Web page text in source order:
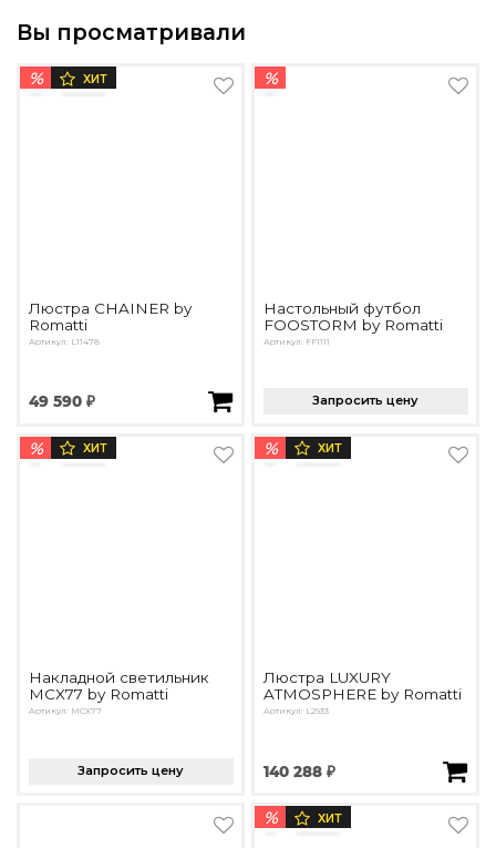
Вы просматривали
% ХИТ
Люстра CHAINER by
Romatti
Артикул: L11478
49 590 ₽
%
Настольный футбол
FOOSTORM by Romatti
Артикул: FF1111
Запросить цену
% ХИТ
Накладной светильник
MCX77 by Romatti
Артикул: MCX77
Запросить цену
% ХИТ
Люстра LUXURY
ATMOSPHERE by Romatti
Артикул: L2933
140 288 ₽
% ХИТ